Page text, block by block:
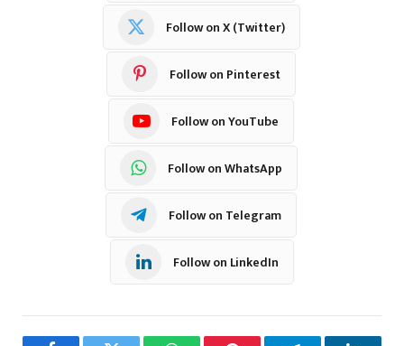
Follow on X (Twitter)
Follow on Pinterest
Follow on YouTube
Follow on WhatsApp
Follow on Telegram
Follow on LinkedIn